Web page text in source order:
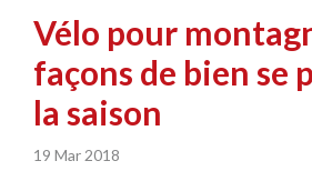
Vélo pour
façons de bien se
la saison
19 Mar 2018